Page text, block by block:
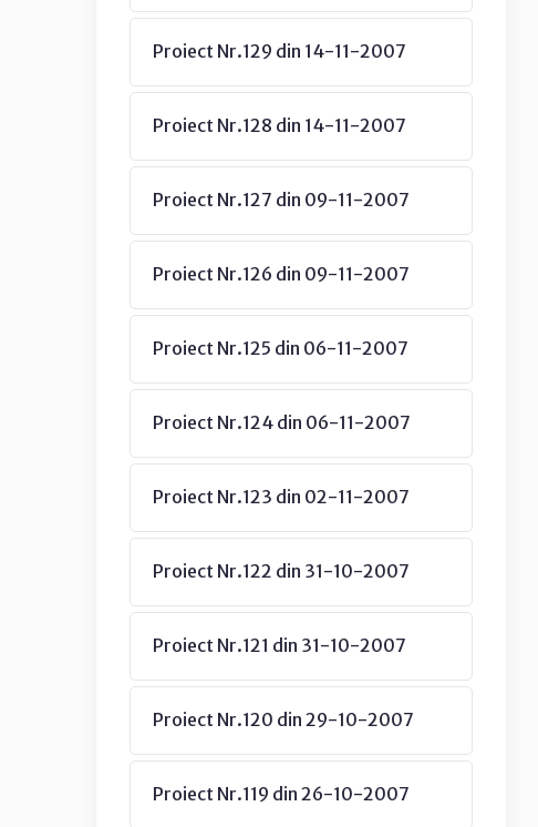
Proiect Nr.129 din 14-11-2007
Proiect Nr.128 din 14-11-2007
Proiect Nr.127 din 09-11-2007
Proiect Nr.126 din 09-11-2007
Proiect Nr.125 din 06-11-2007
Proiect Nr.124 din 06-11-2007
Proiect Nr.123 din 02-11-2007
Proiect Nr.122 din 31-10-2007
Proiect Nr.121 din 31-10-2007
Proiect Nr.120 din 29-10-2007
Proiect Nr.119 din 26-10-2007